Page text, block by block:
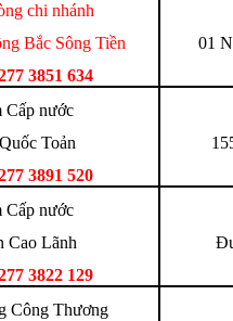
chi nhánh
Bắc Sông Tiền
3851 634
01
Cấp nước
Toản
3891 520
Cấp nước
Cao Lãnh
3822 129
Công Thương